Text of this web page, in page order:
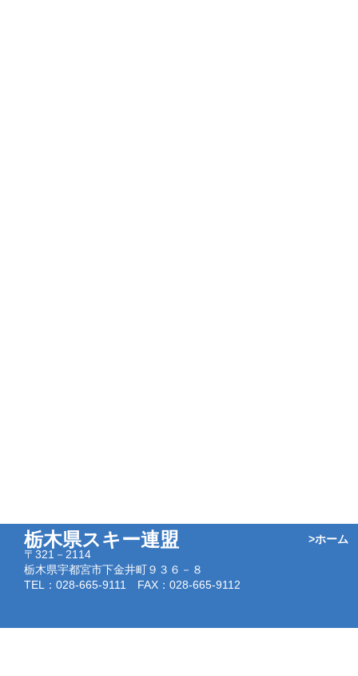
栃木県スキー連盟
〒321－2114
栃木県宇都宮市下金井町９３６－８
TEL：028-665-9111 FAX：028-665-9112
>ホーム